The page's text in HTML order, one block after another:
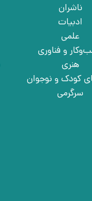
ناشران
ادبیات
علمی
و فناوری
هنری
کودک و نوجوان
سرگرمی